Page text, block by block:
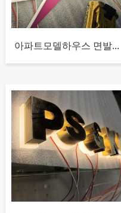
아파트모델하우스 면발...